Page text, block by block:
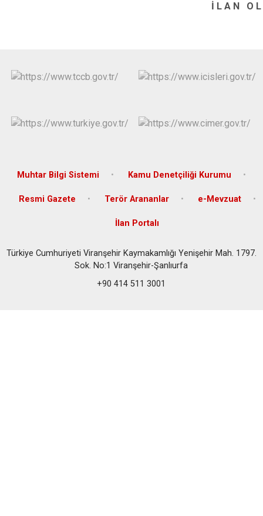
İ L A N O L
Muhtar Bilgi Sistemi Kamu Denetçiliği Kurumu
Resmi Gazete Terör Arananlar e-Mevzuat
İlan Portalı
Türkiye Cumhuriyeti Viranşehir Kaymakamlığı Yenişehir Mah. 1797.
Sok. No:1 Viranşehir-Şanlıurfa
+90 414 511 3001